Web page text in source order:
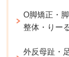
O脚矯正・
整体・りー
外反母趾・